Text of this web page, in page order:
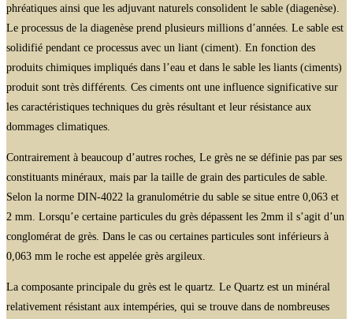
phréatiques ainsi que les adjuvant naturels consolident le sable (diagenèse).
Le processus de la diagenèse prend plusieurs millions d’années. Le sable est
solidifié pendant ce processus avec un liant (ciment). En fonction des
produits chimiques impliqués dans l’eau et dans le sable les liants (ciments)
produit sont très différents. Ces ciments ont une influence significative sur
les caractéristiques techniques du grès résultant et leur résistance aux
dommages climatiques.
Contrairement à beaucoup d’autres roches, Le grès ne se définie pas par ses
constituants minéraux, mais par la taille de grain des particules de sable.
Selon la norme DIN-4022 la granulométrie du sable se situe entre 0,063 et
2 mm. Lorsqu’e certaine particules du grès dépassent les 2mm il s’agit d’un
conglomérat de grès. Dans le cas ou certaines particules sont inférieurs à
0,063 mm le roche est appelée grès argileux.
La composante principale du grès est le quartz. Le Quartz est un minéral
relativement résistant aux intempéries, qui se trouve dans de nombreuses